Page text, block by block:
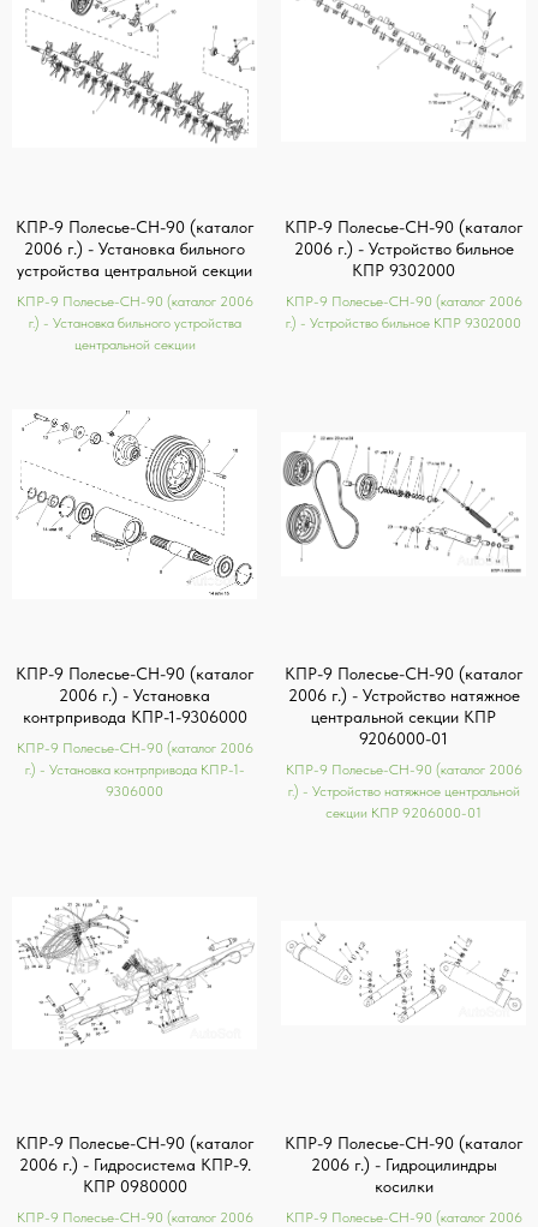
КПР-9 Полесье-СН-90 (каталог
2006 г.) - Установка бильного
устройства центральной секции
КПР-9 Полесье-СН-90 (каталог 2006
г.) - Установка бильного устройства
центральной секции
КПР-9 Полесье-СН-90 (каталог
2006 г.) - Устройство бильное
КПР 9302000
КПР-9 Полесье-СН-90 (каталог 2006
г.) - Устройство бильное КПР 9302000
КПР-9 Полесье-СН-90 (каталог
2006 г.) - Установка
контрпривода КПР-1-9306000
КПР-9 Полесье-СН-90 (каталог 2006
г.) - Установка контрпривода КПР-1-
9306000
КПР-9 Полесье-СН-90 (каталог
2006 г.) - Устройство натяжное
центральной секции КПР
9206000-01
КПР-9 Полесье-СН-90 (каталог 2006
г.) - Устройство натяжное центральной
секции КПР 9206000-01
КПР-9 Полесье-СН-90 (каталог
2006 г.) - Гидросистема КПР-9.
КПР 0980000
КПР-9 Полесье-СН-90 (каталог 2006
КПР-9 Полесье-СН-90 (каталог
2006 г.) - Гидроцилиндры
косилки
КПР-9 Полесье-СН-90 (каталог 2006